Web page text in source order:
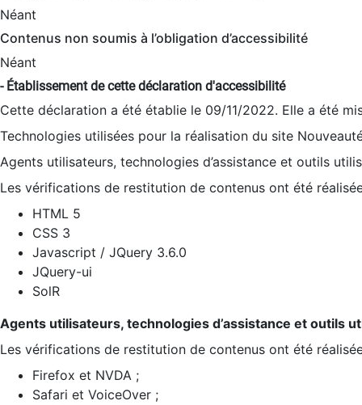
Néant
Contenus non soumis à l’obligation d’accessibilité
Néant
- Établissement de cette déclaration d'accessibilité
Cette déclaration a été établie le 09/11/2022. Elle a été
Technologies utilisées pour la réalisation du site
Agents utilisateurs, technologies d’assistance et outils
Les vérifications de restitution de contenus ont été
HTML 5
CSS 3
Javascript / JQuery 3.6.0
JQuery-ui
SolR
Agents utilisateurs, technologies d’assistance et outils
Les vérifications de restitution de contenus ont été
Firefox et NVDA ;
Safari et VoiceOver ;